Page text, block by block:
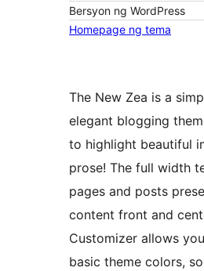
Bersyon ng WordPress
Homepage ng tema
The New Zea is a
elegant blogging
to highlight beautiful
prose! The full width
pages and posts
content front and
Customizer allows
basic theme colors,